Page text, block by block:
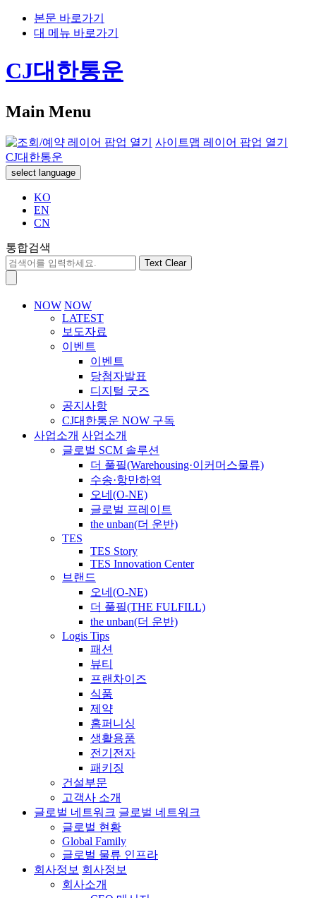
본문 바로가기
대 메뉴 바로가기
CJ대한통운
Main Menu
사이트맵 레이어 팝업 열기
CJ대한통운
select language
KO
EN
CN
통합검색
Text Clear
NOW NOW
LATEST
보도자료
이벤트
이벤트
당첨자발표
디지털 굿즈
공지사항
CJ대한통운 NOW 구독
사업소개 사업소개
글로벌 SCM 솔루션
더 풀필(Warehousing·이커머스물류)
수송·항만하역
오네(O-NE)
글로벌 프레이트
the unban(더 운반)
TES
TES Story
TES Innovation Center
브랜드
오네(O-NE)
더 풀필(THE FULFILL)
the unban(더 운반)
Logis Tips
패션
뷰티
프랜차이즈
식품
제약
홈퍼니싱
생활용품
전기전자
패키징
건설부문
고객사 소개
글로벌 네트워크 글로벌 네트워크
글로벌 현황
Global Family
글로벌 물류 인프라
회사정보 회사정보
회사소개